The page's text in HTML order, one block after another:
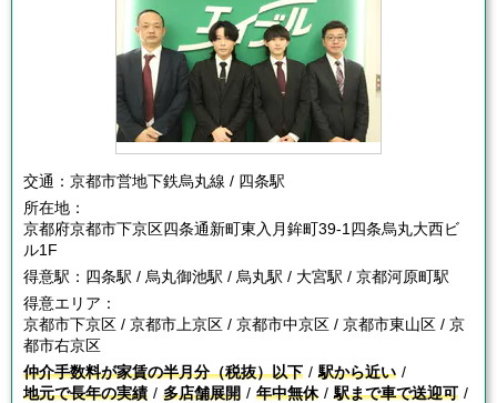
交通： 京都市営地下鉄烏丸線 / 四条駅
所在地：
京都府京都市下京区四条通新町東入月鉾町39-1四条烏丸大西ビ
ル1F
得意駅： 四条駅 / 烏丸御池駅 / 烏丸駅 / 大宮駅 / 京都河原町駅
得意エリア：
京都市下京区 / 京都市上京区 / 京都市中京区 / 京都市東山区 / 京
都市右京区
仲介手数料が家賃の半月分（税抜）以下
駅から近い
地元で長年の実績
多店舗展開 年中無休
駅まで車で送迎可